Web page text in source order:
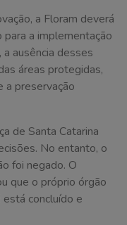
a Floram deverá
a implementação
ausência desses
áreas protegidas,
a preservação
de Santa Catarina
No entanto, o
foi negado. O
que o próprio órgão
concluído e